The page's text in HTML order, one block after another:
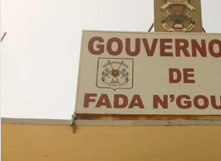
r
u
n
c
o